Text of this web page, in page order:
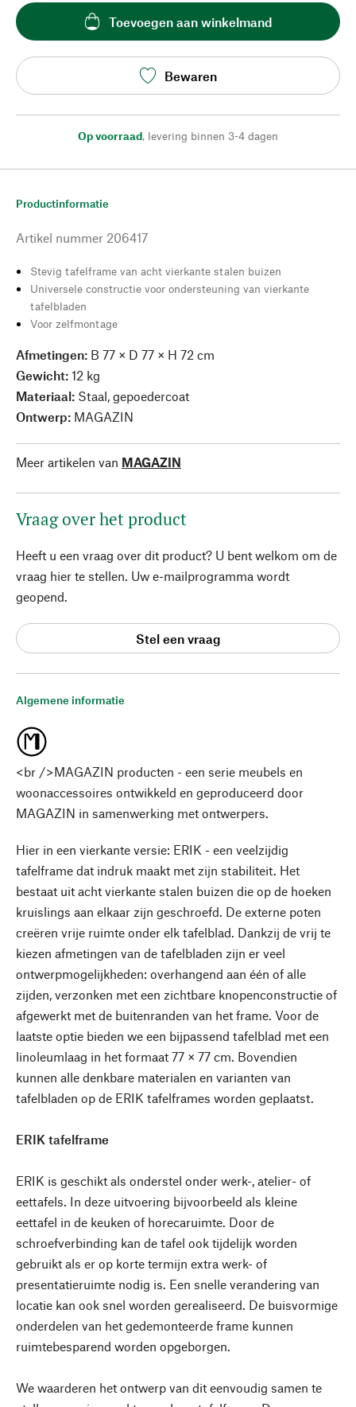
Toevoegen aan winkelmand
Bewaren
Op voorraad, levering binnen 3-4 dagen
Algemene informatie
<br />MAGAZIN producten - een serie meubels en
woonaccessoires ontwikkeld en geproduceerd door
MAGAZIN in samenwerking met ontwerpers.
Hier in een vierkante versie: ERIK - een veelzijdig
tafelframe dat indruk maakt met zijn stabiliteit. Het
bestaat uit acht vierkante stalen buizen die op de hoeken
kruislings aan elkaar zijn geschroefd. De externe poten
creëren vrije ruimte onder elk tafelblad. Dankzij de vrij te
kiezen afmetingen van de tafelbladen zijn er veel
ontwerpmogelijkheden: overhangend aan één of alle
zijden, verzonken met een zichtbare knopenconstructie of
afgewerkt met de buitenranden van het frame. Voor de
laatste optie bieden we een bijpassend tafelblad met een
linoleumlaag in het formaat 77 × 77 cm. Bovendien
kunnen alle denkbare materialen en varianten van
tafelbladen op de ERIK tafelframes worden geplaatst.
ERIK tafelframe
ERIK is geschikt als onderstel onder werk-, atelier- of
eettafels. In deze uitvoering bijvoorbeeld als kleine
eettafel in de keuken of horecaruimte. Door de
schroefverbinding kan de tafel ook tijdelijk worden
gebruikt als er op korte termijn extra werk- of
presentatieruimte nodig is. Een snelle verandering van
locatie kan ook snel worden gerealiseerd. De buisvormige
onderdelen van het gedemonteerde frame kunnen
ruimtebesparend worden opgeborgen.
We waarderen het ontwerp van dit eenvoudig samen te
Productinformatie
Artikel nummer 206417
Stevig tafelframe van acht vierkante stalen buizen
Universele constructie voor ondersteuning van vierkante
tafelbladen
Voor zelfmontage
Afmetingen: B 77 × D 77 × H 72 cm
Gewicht: 12 kg
Materiaal: Staal, gepoedercoat
Ontwerp: MAGAZIN
Meer artikelen van MAGAZIN
Vraag over het product
Heeft u een vraag over dit product? U bent welkom om de
vraag hier te stellen. Uw e-mailprogramma wordt
geopend.
Stel een vraag